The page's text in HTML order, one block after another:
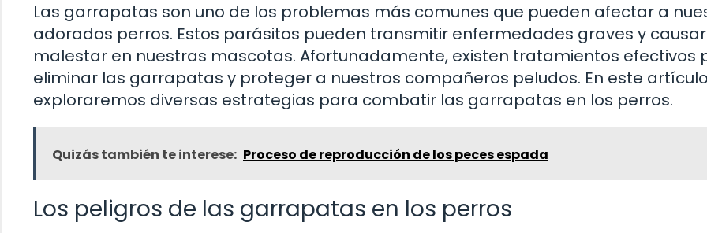
Las garrapatas son uno de los problemas más comunes que pueden afectar a
adorados perros. Estos parásitos pueden transmitir enfermedades graves y causar
malestar en nuestras mascotas. Afortunadamente, existen tratamientos efectivos
eliminar las garrapatas y proteger a nuestros compañeros peludos. En este
exploraremos diversas estrategias para combatir las garrapatas en los perros.
Quizás también te interese: Proceso de reproducción de los peces espada
Los peligros de las garrapatas en los perros